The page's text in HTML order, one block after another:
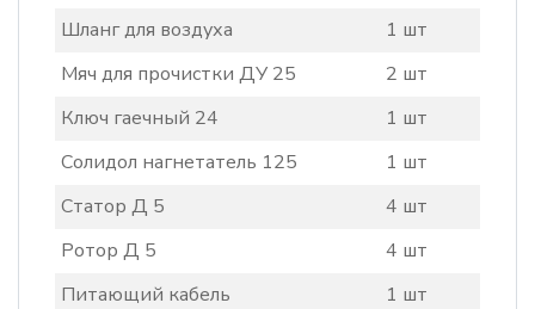
Шланг для воздуха
1 шт
Мяч для прочистки ДУ 25
2 шт
Ключ гаечный 24
1 шт
Солидол нагнетатель 125
1 шт
Статор Д 5
4 шт
Ротор Д 5
4 шт
Питающий кабель
1 шт